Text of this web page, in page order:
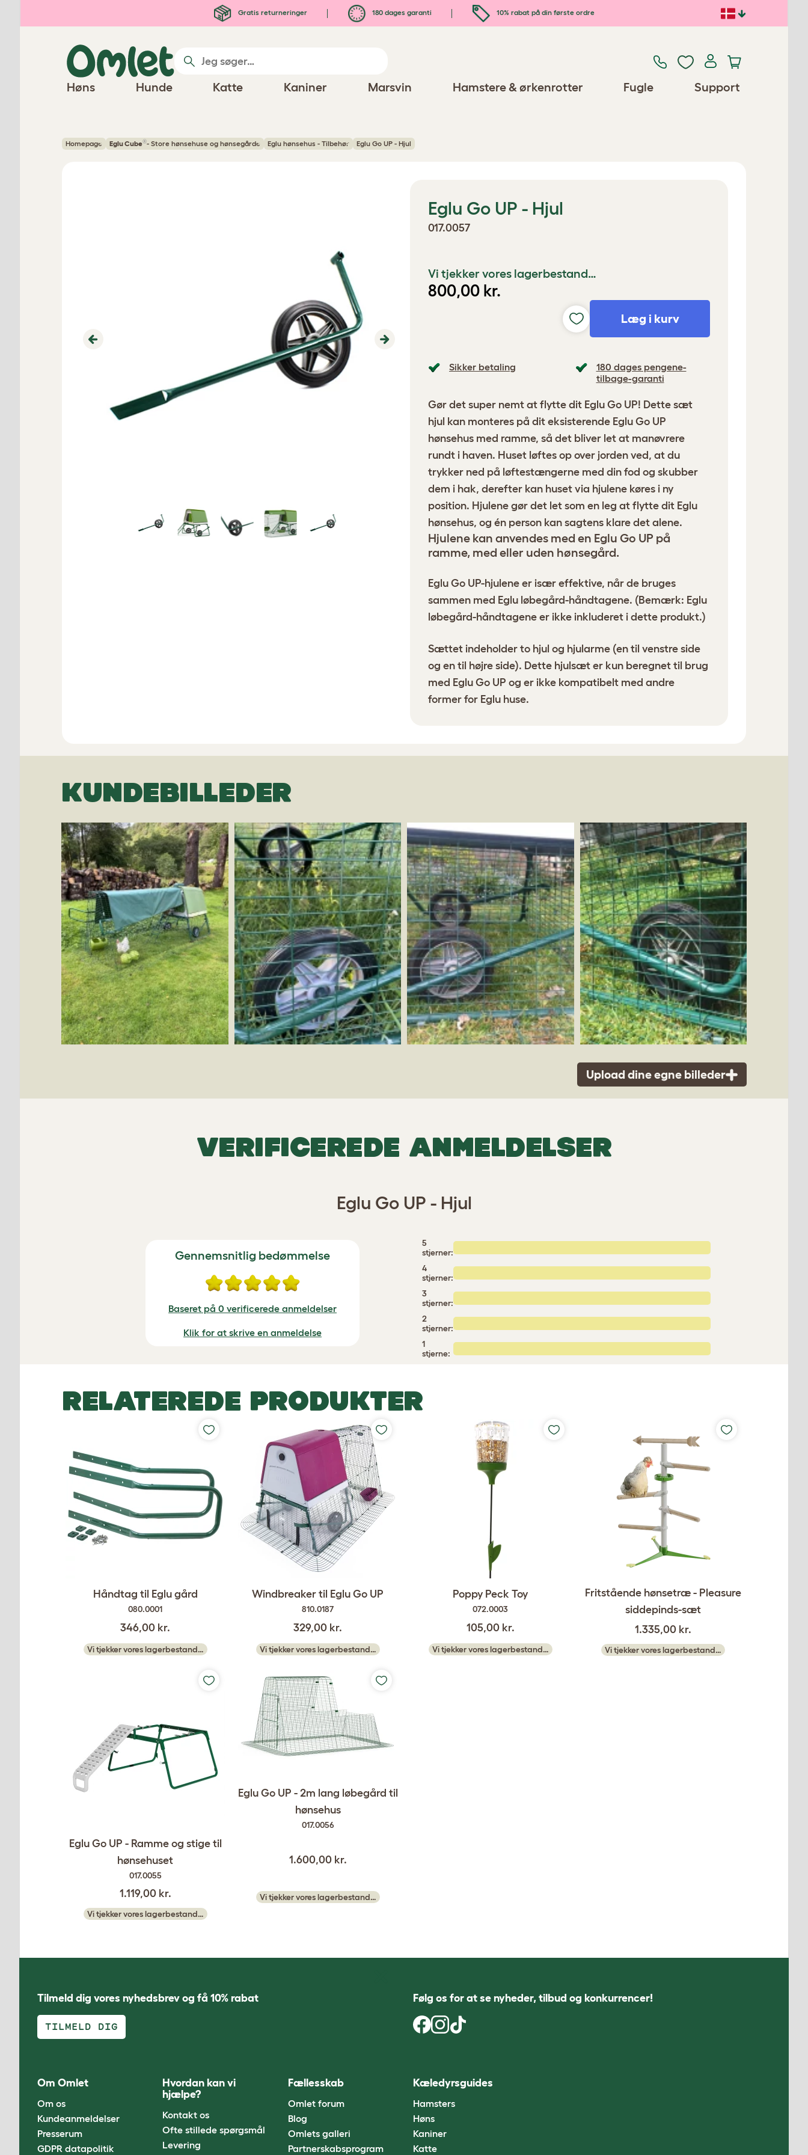
Gratis returneringer 180 dages garanti 10% rabat på din første ordre
Høns Hunde Katte Kaniner Marsvin Hamstere & ørkenrotter Fugle Support
Homepage Eglu Cube®- Store hønsehuse og hønsegårde Eglu hønsehus - Tilbehør Eglu Go UP - Hjul
Previous Next
Eglu Go UP - Hjul
017.0057
Vi tjekker vores lagerbestand…
800,00 kr.
Læg i kurv
Sikker betaling
180 dages pengene-
tilbage-garanti
Gør det super nemt at flytte dit Eglu Go UP! Dette sæt
hjul kan monteres på dit eksisterende Eglu Go UP
hønsehus med ramme, så det bliver let at manøvrere
rundt i haven. Huset løftes op over jorden ved, at du
trykker ned på løftestængerne med din fod og skubber
dem i hak, derefter kan huset via hjulene køres i ny
position. Hjulene gør det let som en leg at flytte dit Eglu
hønsehus, og én person kan sagtens klare det alene.
Hjulene kan anvendes med en Eglu Go UP på
ramme, med eller uden hønsegård.
Eglu Go UP-hjulene er især effektive, når de bruges
sammen med Eglu løbegård-håndtagene. (Bemærk: Eglu
løbegård-håndtagene er ikke inkluderet i dette produkt.)
Sættet indeholder to hjul og hjularme (en til venstre side
og en til højre side). Dette hjulsæt er kun beregnet til brug
med Eglu Go UP og er ikke kompatibelt med andre
former for Eglu huse.
KUNDEBILLEDER
Upload dine egne billeder
VERIFICEREDE ANMELDELSER
Eglu Go UP - Hjul
Gennemsnitlig bedømmelse
Baseret på 0 verificerede anmeldelser
Klik for at skrive en anmeldelse
5
stjerner:
4
stjerner:
3
stjerner:
2
stjerner:
1
stjerne:
RELATEREDE PRODUKTER
Håndtag til Eglu gård
080.0001
346,00 kr.
Vi tjekker vores lagerbestand…
Windbreaker til Eglu Go UP
810.0187
329,00 kr.
Vi tjekker vores lagerbestand…
Poppy Peck Toy
072.0003
105,00 kr.
Vi tjekker vores lagerbestand…
Fritstående hønsetræ - Pleasure
siddepinds-sæt
1.335,00 kr.
Vi tjekker vores lagerbestand…
Eglu Go UP - Ramme og stige til
hønsehuset
017.0055
1.119,00 kr.
Vi tjekker vores lagerbestand…
Eglu Go UP - 2m lang løbegård til
hønsehus
017.0056
1.600,00 kr.
Vi tjekker vores lagerbestand…
Tilmeld dig vores nyhedsbrev og få 10% rabat
TILMELD DIG
Følg os for at se nyheder, tilbud og konkurrencer!
Om Omlet
Om os
Kundeanmeldelser
Presserum
GDPR datapolitik
Hvordan kan vi
hjælpe?
Kontakt os
Ofte stillede spørgsmål
Levering
Fællesskab
Omlet forum
Blog
Omlets galleri
Partnerskabsprogram
Kæledyrsguides
Hamsters
Høns
Kaniner
Katte